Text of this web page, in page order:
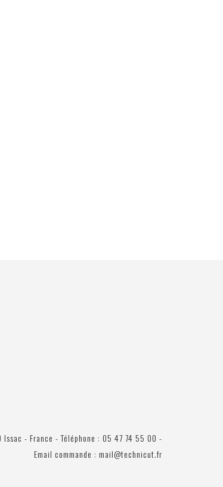
Issac - France - Téléphone : 05 47 74 55 00 -
Email commande : mail@technicut.fr